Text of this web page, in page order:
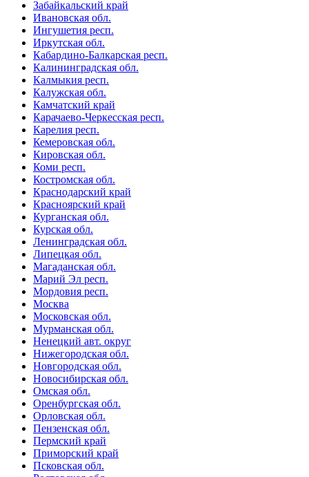
Забайкальский край
Ивановская обл.
Ингушетия респ.
Иркутская обл.
Кабардино-Балкарская респ.
Калининградская обл.
Калмыкия респ.
Калужская обл.
Камчатский край
Карачаево-Черкесская респ.
Карелия респ.
Кемеровская обл.
Кировская обл.
Коми респ.
Костромская обл.
Краснодарский край
Красноярский край
Курганская обл.
Курская обл.
Ленинградская обл.
Липецкая обл.
Магаданская обл.
Марий Эл респ.
Мордовия респ.
Москва
Московская обл.
Мурманская обл.
Ненецкий авт. округ
Нижегородская обл.
Новгородская обл.
Новосибирская обл.
Омская обл.
Оренбургская обл.
Орловская обл.
Пензенская обл.
Пермский край
Приморский край
Псковская обл.